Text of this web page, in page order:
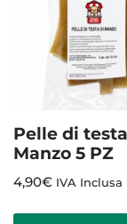
Pelle di
Manzo 5 PZ
4,90€ IVA Inclusa